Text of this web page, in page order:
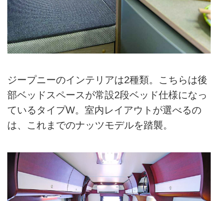
ジープニーのインテリアは2種類。こちらは後
部ベッドスペースが常設2段ベッド仕様になっ
ているタイプW。室内レイアウトが選べるの
は、これまでのナッツモデルを踏襲。